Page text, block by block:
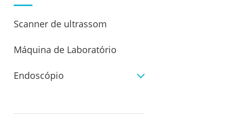
Scanner de ultrassom
Máquina de Laboratório
Endoscópio